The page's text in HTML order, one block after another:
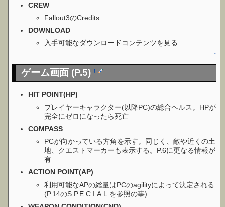
CREW
Fallout3のCredits
DOWNLOAD
入手可能なダウンロードコンテンツを見る
↑
ゲーム画面 (P.5)†
HIT POINT(HP)
プレイヤーキャラクター(以降PC)の総合ヘルス。HPが
完全にゼロになったら死亡
COMPASS
PCが向かっている方角を示す。同じく、敵や近くの土
地、クエストマーカーも表示する。P.6に更なる情報が
有
ACTION POINT(AP)
利用可能なAPの総量はPCのagilityによって決定される
(P.14のS.P.E.C.I.A.L.を参照の事)